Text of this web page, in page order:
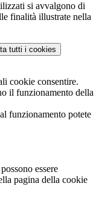
si avvalgono di
finalità illustrate nella
tutti i cookies
cookie consentire.
il funzionamento della
funzionamento potete
essere
pagina della cookie